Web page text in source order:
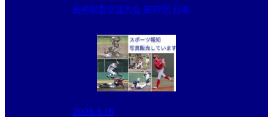
長杯親善交流大会 第37回 日本少
支部予選
2025.5.16